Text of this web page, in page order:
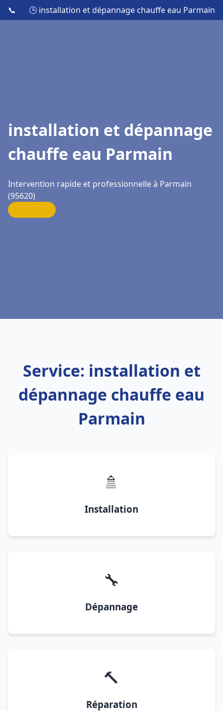
📞 🕒 installation et dépannage chauffe eau Parmain
installation et dépannage
chauffe eau Parmain
Intervention rapide et professionnelle à Parmain
(95620)
Service: installation et
dépannage chauffe eau
Parmain
🚿
Installation
🔧
Dépannage
🔨
Réparation